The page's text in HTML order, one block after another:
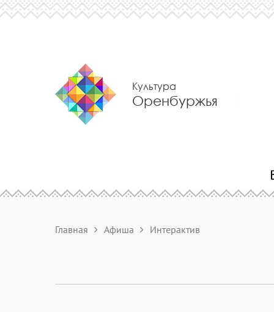
Культура
Оренбуржья
Главная Афиша Интерактив